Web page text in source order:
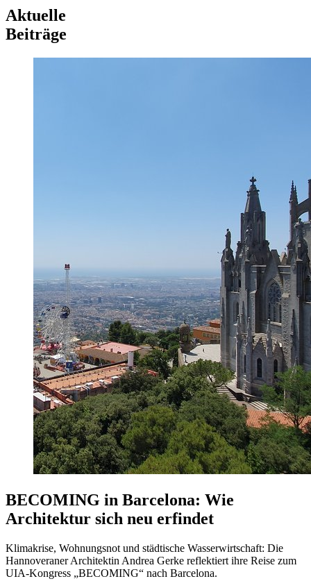
Aktuelle
Beiträge
BECOMING in Barcelona: Wie
Architektur sich neu erfindet
Klimakrise, Wohnungsnot und städtische Wasserwirtschaft: Die
Hannoveraner Architektin Andrea Gerke reflektiert ihre Reise zum
UIA-Kongress „BECOMING“ nach Barcelona.